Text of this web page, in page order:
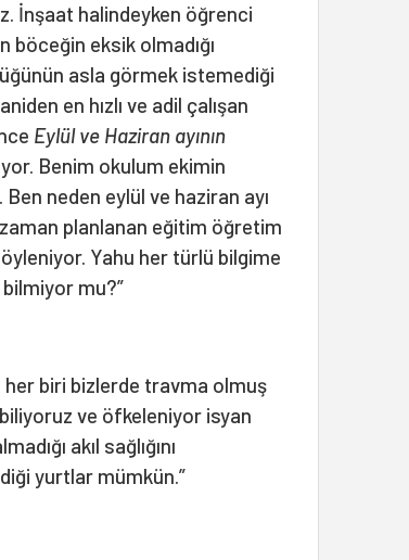
İnşaat halindeyken öğrenci
eksik olmadığı
asla görmek istemediği
en hızlı ve adil çalışan
Eylül ve Haziran ayının
Benim okulum ekimin
neden eylül ve haziran ayı
planlanan eğitim öğretim
Yahu her türlü bilgime
bilmiyor mu?”
biri bizlerde travma olmuş
ve öfkeleniyor isyan
akıl sağlığını
yurtlar mümkün.”